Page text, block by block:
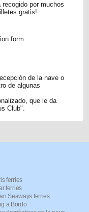
recogido por muchos
gratis!
form.
de la nave o
de algunas
que le da
Club".
ferries
ferries
Seaways ferries
a Bordo